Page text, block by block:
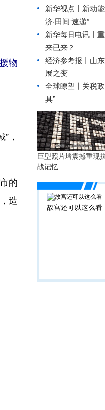
物
，
的
造
新华视点丨 新动
济·田间“速递”
新华每日电讯丨
来已来？
经济参考报丨 山
展之变
全球瞭望丨关税
具”
巨型照片墙震撼重现
战记忆
故宫还可以这么看